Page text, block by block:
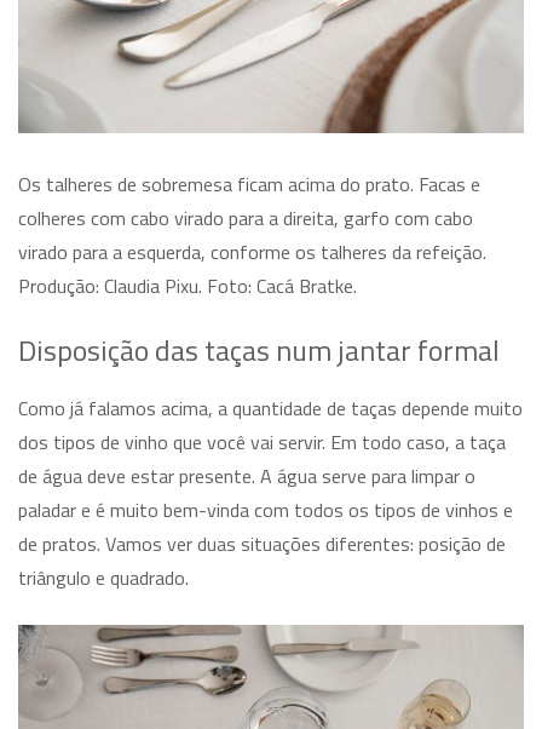
Os talheres de sobremesa ficam acima do prato. Facas e
colheres com cabo virado para a direita, garfo com cabo
virado para a esquerda, conforme os talheres da refeição.
Produção: Claudia Pixu. Foto: Cacá Bratke.
Disposição das taças num jantar formal
Como já falamos acima, a quantidade de taças depende muito
dos tipos de vinho que você vai servir. Em todo caso, a taça
de água deve estar presente. A água serve para limpar o
paladar e é muito bem-vinda com todos os tipos de vinhos e
de pratos. Vamos ver duas situações diferentes: posição de
triângulo e quadrado.